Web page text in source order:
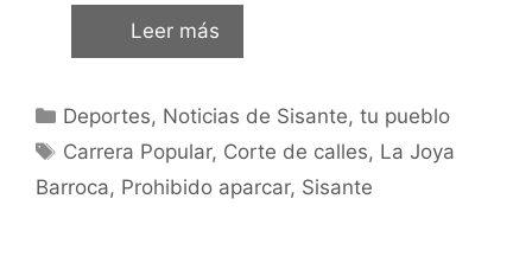
Leer más
Deportes, Noticias de Sisante, tu pueblo
Carrera Popular, Corte de calles, La Joya
Barroca, Prohibido aparcar, Sisante